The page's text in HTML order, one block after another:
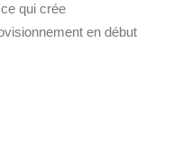
qui crée
en début